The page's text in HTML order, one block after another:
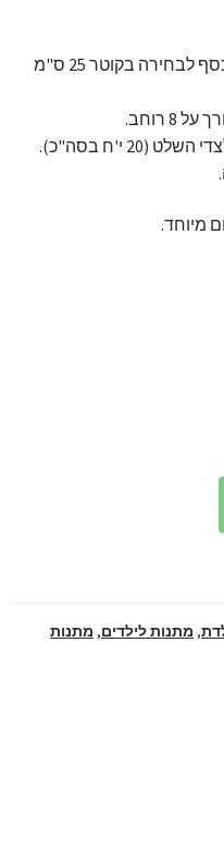
ברכה אישית ומרגשת על שלט קרטון זהב / כסף לבחירה בקוטר 25 ס"מ
מיוחד.
, מתנות לילדים, מתנות